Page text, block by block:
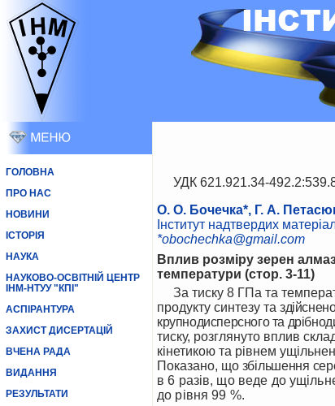
ГОЛОВНА
ПРО НАС
НОВИНИ
ІСТОРІЯ
НАУКА
НАУКОВО-ОСВІТНІЙ ЦЕНТР
ІНМ-НТУУ "КПІ"
АСПІРАНТУРА
ЗАХИСТ ДИСЕРТАЦІЙ
ВЧЕНА РАДА
ВИДАННЯ
РЕЗУЛЬТАТИ
УДК 621.921.34-
О. О. Бочечка*, Г. А.
Інститут надтвердих
*obochechka@gmail.com
Вплив розміру зерен
температури (стор. 3-11)
За тиску 8 ГПа та
продукту синтезу та
крупнодисперсного та
тиску, розглянуто вплив
кінетикою та рівнем
Показано, що збільшення
в 6 разів, що веде до
до рівня 99 %.